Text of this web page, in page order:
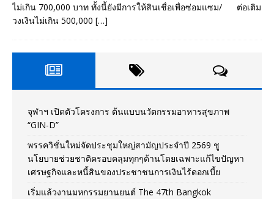
ไม่เกิน 700,000 บาท ทั้งนี้ยังมีการให้สินเชื่อเพื่อซ่อมแซม/ ต่อเติม
วงเงินไม่เกิน 500,000 […]
จุฬาฯ เปิดตัวโครงการ ต้นแบบนวัตกรรมอาหารสุขภาพ
“GIN-D”
พรรควิชั่นใหม่จัดประชุมใหญ่สามัญประจำปี 2569 ชู
นโยบายช่วยชาติครอบคลุมทุกๆด้านโดยเฉพาะแก้ไขปัญหา
เศรษฐกิจและหนี้สินของประชาชนการเงินไร้ดอกเบี้ย
เริ่มแล้วงานมหกรรมยานยนต์ The 47th Bangkok